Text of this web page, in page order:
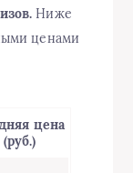
Ниже
ценами
цена
(руб.)